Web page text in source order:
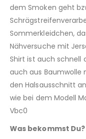
dem Smoken geht
Sommerkleidchen,
Nähversuche mit
Shirt ist auch schnell
auch aus Baumwolle
den Halsausschnitt
wie bei dem Modell
Vbc0
Was bekommst Du?